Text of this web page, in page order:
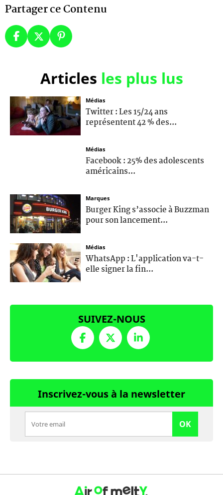
Partager ce Contenu
Articles les plus lus
Médias
Twitter : Les 15/24 ans
représentent 42 % des...
Médias
Facebook : 25% des adolescents
américains...
Marques
Burger King s’associe à Buzzman
pour son lancement...
Médias
WhatsApp : L'application va-t-
elle signer la fin...
SUIVEZ-NOUS
Inscrivez-vous à la newsletter
OK